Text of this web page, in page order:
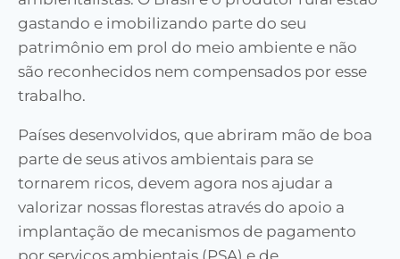
gastando e imobilizando parte do seu
patrimônio em prol do meio ambiente e não
são reconhecidos nem compensados por esse
trabalho.
Países desenvolvidos, que abriram mão de boa
parte de seus ativos ambientais para se
tornarem ricos, devem agora nos ajudar a
valorizar nossas florestas através do apoio a
implantação de mecanismos de pagamento
por serviços ambientais (PSA) e de